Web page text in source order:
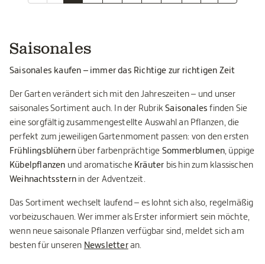
Saisonales
Saisonales kaufen – immer das Richtige zur richtigen Zeit
Der Garten verändert sich mit den Jahreszeiten – und unser
saisonales Sortiment auch. In der RubrikSaisonales finden Sie
eine sorgfältig zusammengestellte Auswahl an Pflanzen, die
perfekt zum jeweiligen Gartenmoment passen: von den ersten
Frühlingsblühern über farbenprächtige Sommerblumen, üppige
Kübelpflanzen und aromatische Kräuter bis hin zum klassischen
Weihnachtsstern in der Adventzeit.
Das Sortiment wechselt laufend – es lohnt sich also, regelmäßig
vorbeizuschauen. Wer immer als Erster informiert sein möchte,
wenn neue saisonale Pflanzen verfügbar sind, meldet sich am
besten für unseren Newsletteran.